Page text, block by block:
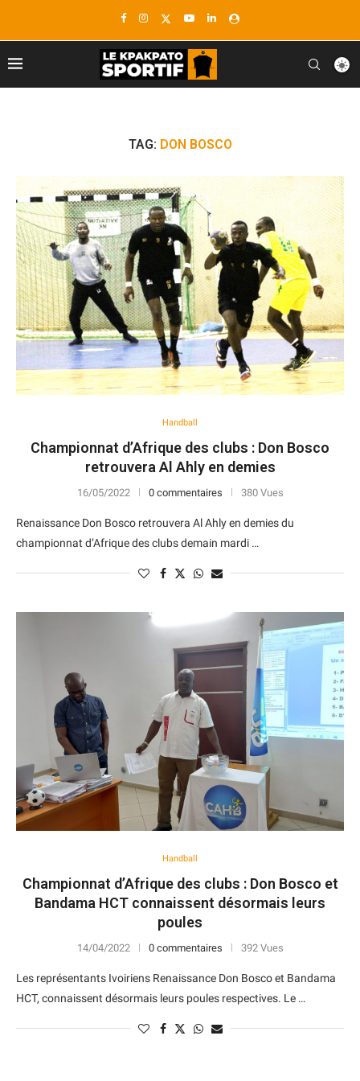
TAG: DON BOSCO
Handball
Championnat d’Afrique des clubs : Don Bosco
retrouvera Al Ahly en demies
16/05/2022 0 commentaires 380 Vues
Renaissance Don Bosco retrouvera Al Ahly en demies du
championnat d’Afrique des clubs demain mardi …
Handball
Championnat d’Afrique des clubs : Don Bosco et
Bandama HCT connaissent désormais leurs
poules
14/04/2022 0 commentaires 392 Vues
Les représentants Ivoiriens Renaissance Don Bosco et Bandama
HCT, connaissent désormais leurs poules respectives. Le …